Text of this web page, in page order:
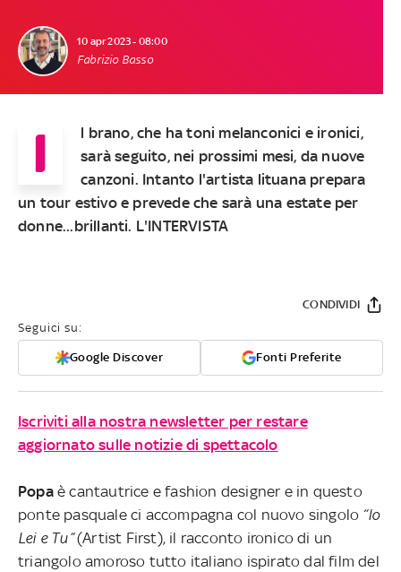
10 apr 2023 - 08:00
Fabrizio Basso
I
l brano, che ha toni melanconici e ironici,
sarà seguito, nei prossimi mesi, da nuove
canzoni. Intanto l'artista lituana prepara
un tour estivo e prevede che sarà una estate per
donne...brillanti. L'INTERVISTA
Seguici su:
Google Discover Fonti Preferite
CONDIVIDI
Iscriviti alla nostra newsletter per restare
aggiornato sulle notizie di spettacolo
Popaè cantautrice e fashion designer e in questo
ponte pasquale ci accompagna col nuovo singolo “Io
Lei e Tu”(Artist First), il racconto ironico di un
triangolo amoroso tutto italiano ispirato dal film del